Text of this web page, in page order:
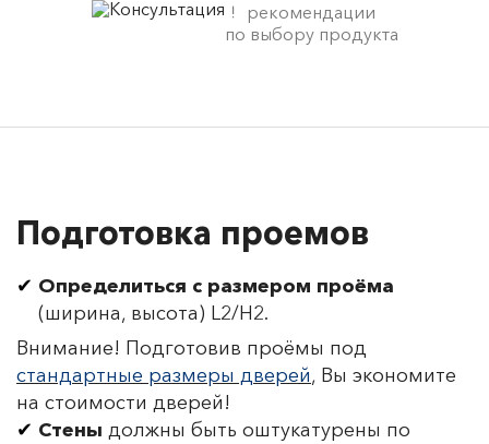
рекомендации
по выбору продукта
Подготовка проемов
Определиться с размером проёма
(ширина, высота) L2/H2.
Внимание! Подготовив проёмы под
стандартные размеры дверей, Вы экономите
на стоимости дверей!
Стены должны быть оштукатурены по